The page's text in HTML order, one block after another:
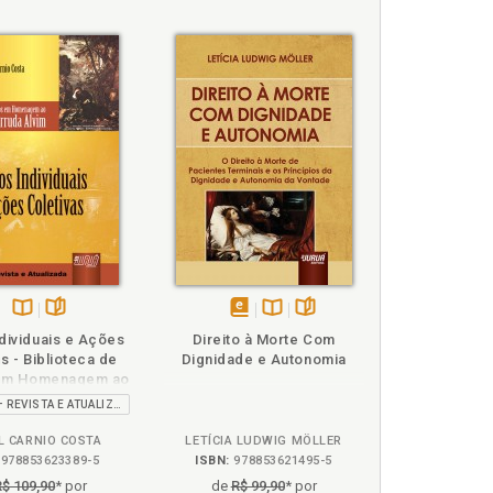
p. 54
responsabilidade negocial ou contratual, p.
p. 105
e responsabilidade negocial ou contratual,
Disponível
na
B.V.
páginas
e Ações
- Biblioteca de
Homenagem ao
Arruda Alvim2ª EDIÇÃO – REVISTA E ATUALIZADA
CARNIO COSTA
978853623389-5
109,90* por
disponível
em
na
Direito à Morte Com
Dignidade e Autonomia
LETÍCIA LUDWIG MÖLLER
ISBN: 978853621495-5
deR$ 99,90* por